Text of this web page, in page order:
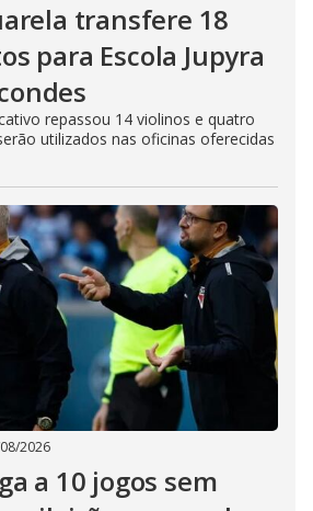
transfere 18
para Escola Jupyra
repassou 14 violinos e quatro
utilizados nas oficinas oferecidas
2026
a 10 jogos sem